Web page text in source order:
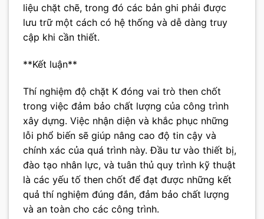
liệu chặt chẽ, trong đó các bản ghi phải được
lưu trữ một cách có hệ thống và dễ dàng truy
cập khi cần thiết.
**Kết luận**
Thí nghiệm độ chặt K đóng vai trò then chốt
trong việc đảm bảo chất lượng của công trình
xây dựng. Việc nhận diện và khắc phục những
lỗi phổ biến sẽ giúp nâng cao độ tin cậy và
chính xác của quá trình này. Đầu tư vào thiết bị,
đào tạo nhân lực, và tuân thủ quy trình kỹ thuật
là các yếu tố then chốt để đạt được những kết
quả thí nghiệm đúng đắn, đảm bảo chất lượng
và an toàn cho các công trình.